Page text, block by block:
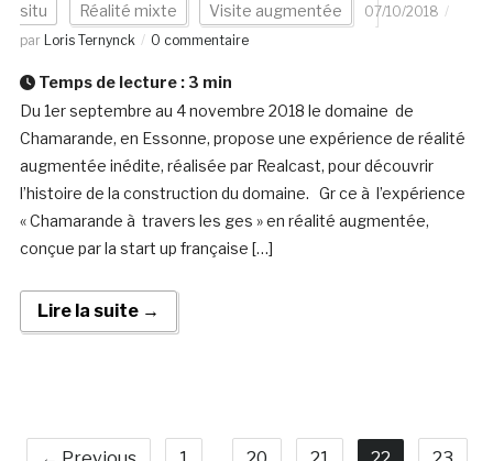
situ Réalité mixte Visite augmentée
07/10/2018
par Loris Ternynck 0 commentaire
Temps de lecture : 3 min
Du 1er septembre au 4 novembre 2018 le domaine de
Chamarande, en Essonne, propose une expérience de réalité
augmentée inédite, réalisée par Realcast, pour découvrir
l’histoire de la construction du domaine. Gr ce à l’expérience
« Chamarande à travers les ges » en réalité augmentée,
conçue par la start up française […]
Lire la suite →